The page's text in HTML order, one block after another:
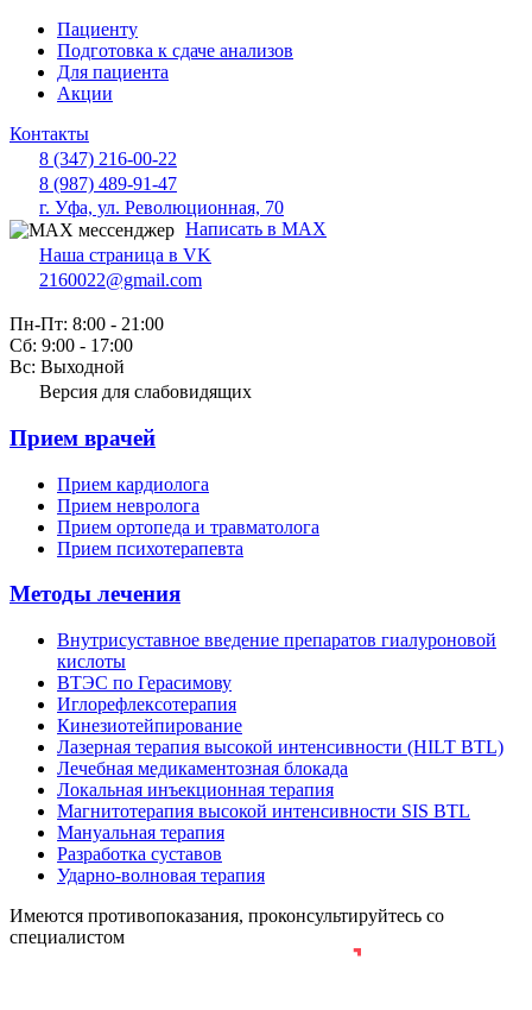
Пациенту
Подготовка к сдаче анализов
Для пациента
Акции
Контакты
8 (347) 216-00-22
8 (987) 489-91-47
г. Уфа, ул. Революционная, 70
Написать в MAX
Наша страница в VK
2160022@gmail.com
Пн-Пт: 8:00 - 21:00
Сб: 9:00 - 17:00
Вс: Выходной
Версия для слабовидящих
Прием врачей
Прием кардиолога
Прием невролога
Прием ортопеда и травматолога
Прием психотерапевта
Методы лечения
Внутрисуставное введение препаратов гиалуроновой
кислоты
ВТЭС по Герасимову
Иглорефлексотерапия
Кинезиотейпирование
Лазерная терапия высокой интенсивности (HILT BTL)
Лечебная медикаментозная блокада
Локальная инъекционная терапия
Магнитотерапия высокой интенсивности SIS BTL
Мануальная терапия
Разработка суставов
Ударно-волновая терапия
Имеются противопоказания, проконсультируйтесь со
специалистом